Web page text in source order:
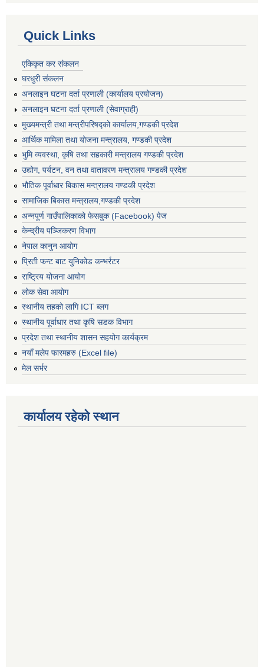
Quick Links
एकिकृत कर संकलन
घरधुरी संकलन
अनलाइन घटना दर्ता प्रणाली (कार्यालय प्रयोजन)
अनलाइन घटना दर्ता प्रणाली (सेवाग्राही)
मुख्यमन्त्री तथा मन्त्रीपरिषद्को कार्यालय,गण्डकी प्रदेश
आर्थिक मामिला तथा योजना मन्त्रालय, गण्डकी प्रदेश
भुमि व्यवस्था, कृषि तथा सहकारी मन्त्रालय गण्डकी प्रदेश
उद्योग, पर्यटन, वन तथा वातावरण मन्त्रालय गण्डकी प्रदेश
भौतिक पूर्वाधार बिकास मन्त्रालय गण्डकी प्रदेश
सामाजिक बिकास मन्त्रालय,गण्डकी प्रदेश
अन्नपूर्ण गाउँपालिकाको फेसबुक (Facebook) पेज
केन्द्रीय पञ्जिकरण विभाग
नेपाल कानुन आयोग
प्रिती फन्ट बाट युनिकोड कन्भर्रटर
राष्ट्रिय योजना आयोग
लोक सेवा आयोग
स्थानीय तहको लागि ICT ब्लग
स्थानीय पूर्वाधार तथा कृषि सडक विभाग
प्रदेश तथा स्थानीय शासन सहयोग कार्यक्रम
नयाँ मलेप फारमहरु (Excel file)
मेल सर्भर
कार्यालय रहेको स्थान